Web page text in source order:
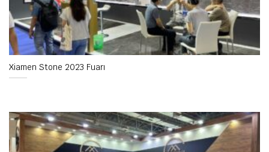
Xiamen Stone 2023 Fuarı